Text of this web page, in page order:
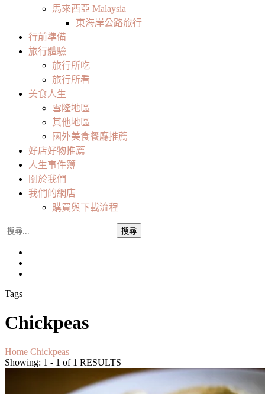
馬來西亞 Malaysia
東海岸公路旅行
行前準備
旅行體驗
旅行所吃
旅行所看
美食人生
雪隆地區
其他地區
國外美食餐廳推薦
好店好物推薦
人生事件簿
關於我們
我們的網店
購買與下載流程
搜
Tags
Chickpeas
Home Chickpeas
Showing: 1 - 1 of 1 RESULTS